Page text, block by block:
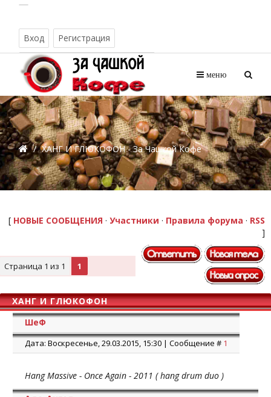
Вход Регистрация
Воскресенье, 09.08.2026, 14:19
меню
/ ХАНГ И ГЛЮКОФОН - За Чашкой Кофе
[ НОВЫЕ СООБЩЕНИЯ · Участники · Правила форума · RSS
]
Страница 1 из 1 1
ХАНГ И ГЛЮКОФОН
ШеФ
Дата: Воскресенье, 29.03.2015, 15:30 | Сообщение # 1
Hang Massive - Once Again - 2011 ( hang drum duo )